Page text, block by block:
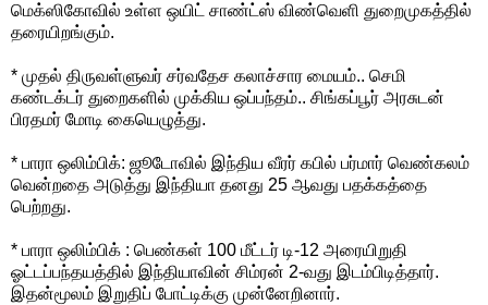
மெக்ஸிகோவில் உள்ள ஒயிட் சாண்ட்ஸ் விண்வெளி துறைமுகத்தில்
தரையிறங்கும்.
* முதல் திருவள்ளுவர் சர்வதேச கலாச்சார மையம்.. செமி
கண்டக்டர் துறைகளில் முக்கிய ஒப்பந்தம்.. சிங்கப்பூர் அரசுடன்
பிரதமர் மோடி கையெழுத்து.
* பாரா ஒலிம்பிக்: ஜூடோவில் இந்திய வீரர் கபில் பர்மார் வெண்கலம்
வென்றதை அடுத்து இந்தியா தனது 25 ஆவது பதக்கத்தை
பெற்றது.
* பாரா ஒலிம்பிக் : பெண்கள் 100 மீட்டர் டி-12 அரையிறுதி
ஓட்டப்பந்தயத்தில் இந்தியாவின் சிம்ரன் 2-வது இடம்பிடித்தார்.
இதன்மூலம் இறுதிப் போட்டிக்கு முன்னேறினார்.